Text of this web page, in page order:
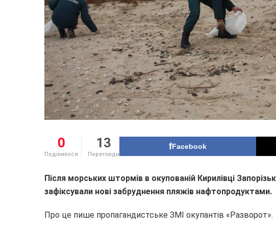
0
Поділилося
13
Перегляди
Facebook
Після морських штормів в окупованій Кирилівці
зафіксували нові забруднення пляжів нафтопродуктами.
Про це пише пропагандистське ЗМІ окупантів «Разворот».